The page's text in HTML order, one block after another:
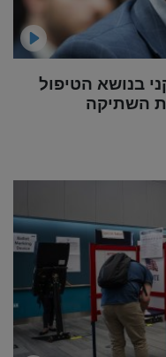
בנושא הטיפול
השתיקה